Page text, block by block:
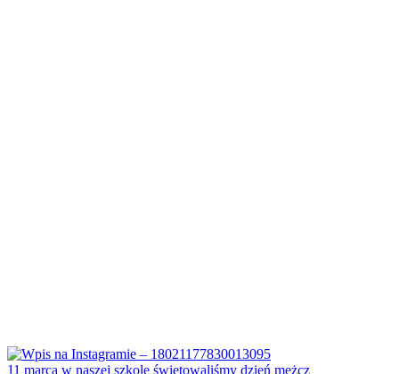
11 marca w naszej szkole świętowaliśmy dzień mężcz